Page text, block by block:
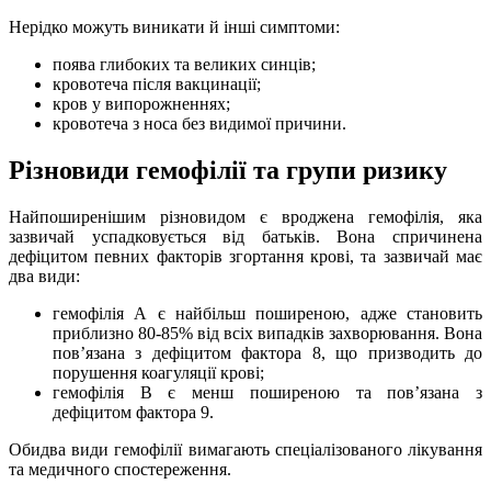
Нерідко можуть виникати й інші симптоми:
поява глибоких та великих синців;
кровотеча після вакцинації;
кров у випорожненнях;
кровотеча з носа без видимої причини.
Різновиди гемофілії та групи ризику
Найпоширенішим різновидом є вроджена гемофілія, яка
зазвичай успадковується від батьків. Вона спричинена
дефіцитом певних факторів згортання крові, та зазвичай має
два види:
гемофілія А є найбільш поширеною, адже становить
приблизно 80-85% від всіх випадків захворювання. Вона
пов’язана з дефіцитом фактора 8, що призводить до
порушення коагуляції крові;
гемофілія В є менш поширеною та пов’язана з
дефіцитом фактора 9.
Обидва види гемофілії вимагають спеціалізованого лікування
та медичного спостереження.